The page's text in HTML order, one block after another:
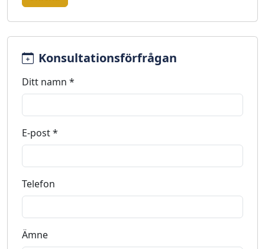
Konsultationsförfrågan
Ditt namn *
E-post *
Telefon
Ämne